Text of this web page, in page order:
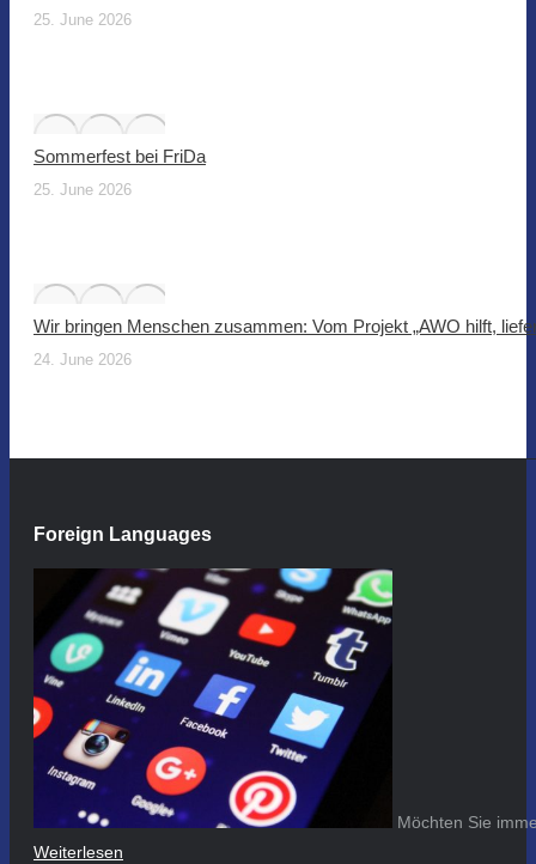
25. June 2026
Sommerfest bei FriDa
25. June 2026
Wir bringen Menschen zusammen: Vom Projekt „AWO hilft,
24. June 2026
Foreign Languages
Möchten Sie
Weiterlesen